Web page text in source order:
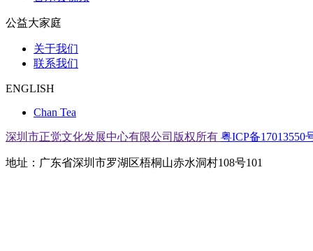
公益大家庭
关于我们
联系我们
ENGLISH
Chan Tea
深圳市正觉文化发展中心有限公司版权所有 粤ICP备17013550
地址：广东省深圳市罗湖区梧桐山赤水洞村108号101